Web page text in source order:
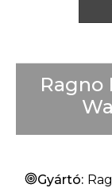
Ragno
Gyártó: